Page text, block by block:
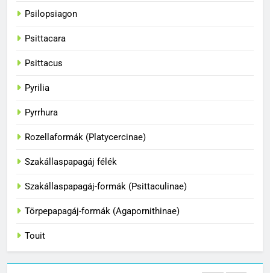
Psilopsiagon
Psittacara
Psittacus
Pyrilia
Pyrrhura
Rozellaformák (Platycercinae)
Szakállaspapagáj félék
Szakállaspapagáj-formák (Psittaculinae)
Törpepapagáj-formák (Agapornithinae)
Touit
36
1
Hogyan fogjuk el a papagájt, ha
kiszabadult?
BLOG